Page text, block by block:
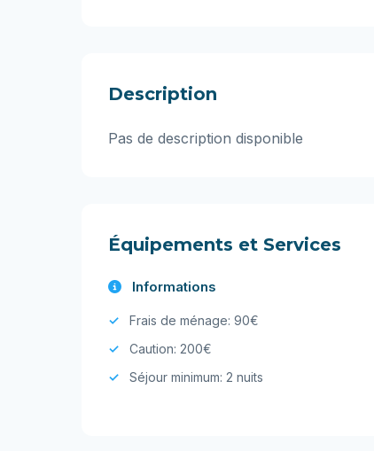
Description
Pas de description disponible
Équipements et Services
Informations
Frais de ménage: 90€
Caution: 200€
Séjour minimum: 2 nuits